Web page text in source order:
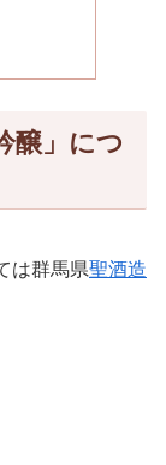
醸」につ
は群馬県聖酒造